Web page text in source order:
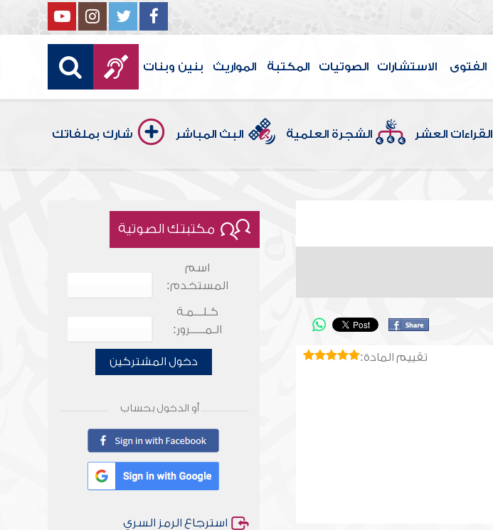
الفتوى الاستشارات الصوتيات المكتبة المواريث بنين وبنات
القراءات العشر الشجرة العلمية البث المباشر شارك بملفاتك
تقييم المادة:
مكتبتك الصوتية
اسم
المستخدم:
كـلـــمـة
الـمـــــرور:
دخول المشتركين
أو الدخول بحساب
استرجاع الرمز السري